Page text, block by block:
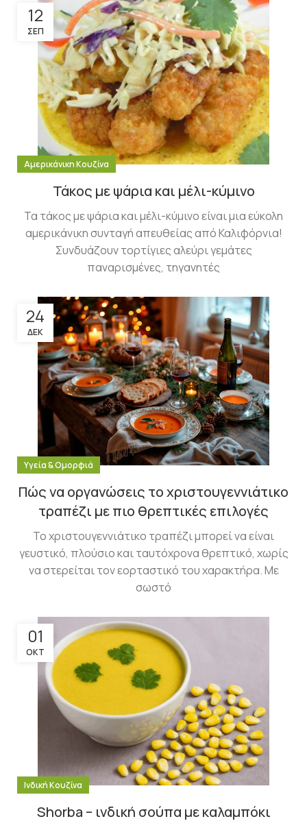
12
ΣΕΠ
Αμερικάνικη Κουζίνα
Τάκος με ψάρια και μέλι-κύμινο
Τα τάκος με ψάρια και μέλι-κύμινο είναι μια εύκολη
αμερικάνικη συνταγή απευθείας από Καλιφόρνια!
Συνδυάζουν τορτίγιες αλεύρι γεμάτες
παναρισμένες, τηγανητές
24
ΔΕΚ
Υγεία & Ομορφιά
Πώς να οργανώσεις το χριστουγεννιάτικο
τραπέζι με πιο θρεπτικές επιλογές
Το χριστουγεννιάτικο τραπέζι μπορεί να είναι
γευστικό, πλούσιο και ταυτόχρονα θρεπτικό, χωρίς
να στερείται τον εορταστικό του χαρακτήρα. Με
σωστό
01
ΟΚΤ
Ινδική Κουζίνα
Shorba – ινδική σούπα με καλαμπόκι